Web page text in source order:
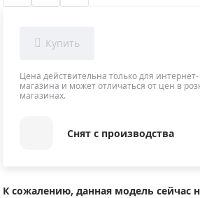
Приборы теплового
Детекторы проводки
Лазерные дальномеры
Курвиметры
Цена действительна только для интернет-
магазина и может отличаться от цен в
магазинах.
Снят с производства
К сожалению, данная модель сейчас